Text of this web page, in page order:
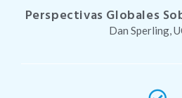
Perspectivas Globales
Dan Sperling,